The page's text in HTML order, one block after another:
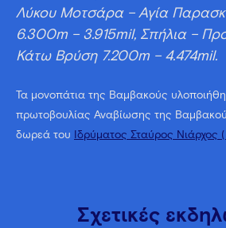
Λύκου Μοτσάρα – Αγία
6.300m – 3.915mil, Σπήλια –
Κάτω Βρύση 7.200m – 4.474mil.
Τα μονοπάτια της Βαμβακούς
πρωτοβουλίας Αναβίωσης της
δωρεά του
Ιδρύματος Σταύρος Νιάρχος
Σχετικές